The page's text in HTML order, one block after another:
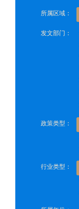
所属区域：
发文部门：
政策类型：
行业类型：